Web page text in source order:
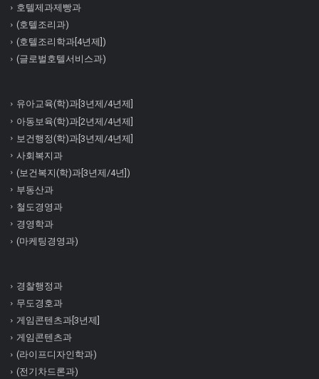
호텔제과제빵과
(호텔조리과)
(호텔조리학과[4년제])
(글로벌호텔서비스과)
유아교육(학)과[3년제/4년제]
아동보육(학)과[2년제/4년제]
보건행정(학)과[3년제/4년제]
사회복지과
(보건복지(학)과[3년제/4년])
부동산과
철도경영과
경영학과
(마케팅경영과)
경찰행정과
무도경호과
게임콘텐츠과[3년제]
게임콘텐츠과
(라이프디자인학과)
(전기차드론과)